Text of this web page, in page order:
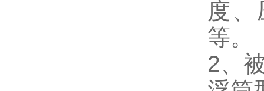
度
等。
2、